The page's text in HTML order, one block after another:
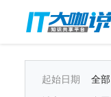
起始日期 全部